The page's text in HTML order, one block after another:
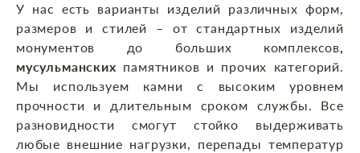
У нас есть варианты изделий различных форм,
размеров и стилей – от стандартных изделий
монументов до больших комплексов,
мусульманских памятников и прочих категорий.
Мы используем камни с высоким уровнем
прочности и длительным сроком службы. Все
разновидности смогут стойко выдерживать
любые внешние нагрузки, перепады температур